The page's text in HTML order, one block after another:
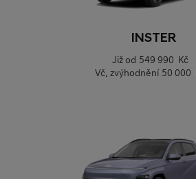
INSTER
Již od 549 990 Kč
Vč. zvýhodnění 50 000